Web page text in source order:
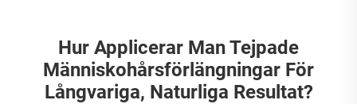
Hur Applicerar Man Tejpade
Människohårsförlängningar För
Långvariga, Naturliga Resultat?